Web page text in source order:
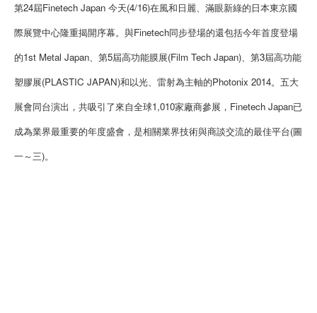
第24屆Finetech Japan 今天(4/16)在風和日麗、滿眼新綠的日本東京國
際展覽中心隆重揭開序幕。與Finetech同步登場的還包括今年首度登場
的1st Metal Japan、第5屆高功能膜展(Film Tech Japan)、第3屆高功能
塑膠展(PLASTIC JAPAN)和以光、雷射為主軸的Photonix 2014。五大
展會同台演出，共吸引了來自全球1,010家廠商參展，Finetech Japan已
成為業界最重要的年度盛會，是相關業界技術與商談交流的最佳平台(圖
一～三)。